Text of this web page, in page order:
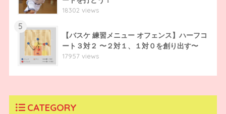
18302 views
5
【バスケ 練習メニュー オフェンス】ハーフコ
ート３対２ 〜２対１、１対０を創り出す〜
17957 views
CATEGORY